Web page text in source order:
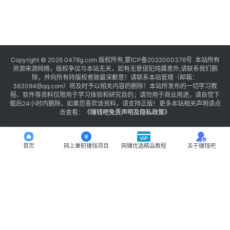
Copyright © 2026 0478g.com 版权所有,蒙ICP备2022000376号 本站所有
资源来源网络，版权争议与本站无关，如有无意侵犯纯属意外,请联系我们删
除，并向所有持版权者致最深歉意！请联系本站管理（邮箱：
363094@qq.com）将及时予以相关内容的删除！本站所发布的一切学习教
程、软件等资料仅限用于学习体验和研究目的；请勿用于商业用途，请自觉下
载后24小时内删除，如果您喜欢该资料，请支持正版！更多本站相关声明请点
击查看：
《赚钱吧免责声明及隐私政策》
首页 网上兼职赚钱项目 网赚优选精品教程 关于赚钱吧